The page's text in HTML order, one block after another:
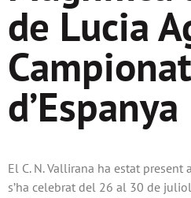
de Lucia
Campionat
d’Espanya
El C. N. Vallirana ha estat present
s’ha celebrat del 26 al 30 de